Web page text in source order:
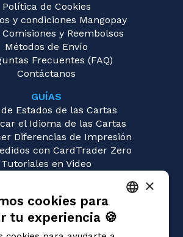
Política de Cookies
y condiciones Mangopay
Comisiones y Reembolsos
Métodos de Envío
Frecuentes (FAQ)
Contáctanos
GUÍAS
Estados de las Cartas
el Idioma de las Cartas
Diferencias de Impresión
con CardTrader Zero
Tutoriales en Video
the Gathering
Pokémon
Yu-Gi-Oh!
ITALIAN
×
cookies para
tu experiencia 🍪